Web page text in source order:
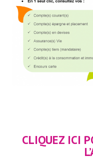
CLIQUEZ ICI